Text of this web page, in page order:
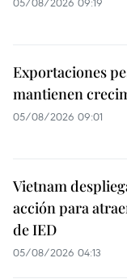
Exportaciones
mantienen
05/08/2026 09:01
Vietnam
acción para
de IED
05/08/2026 04:13